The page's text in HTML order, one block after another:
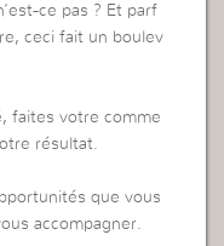
ce pas ? Et parf
ceci fait un boulev
faites votre comme
résultat.
que vous
accompagner.